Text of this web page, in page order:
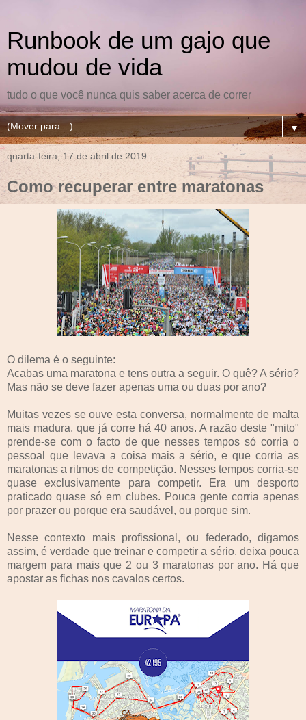
Runbook de um gajo que
mudou de vida
tudo o que você nunca quis saber acerca de correr
▼
quarta-feira, 17 de abril de 2019
Como recuperar entre maratonas
O dilema é o seguinte:
Acabas uma maratona e tens outra a seguir. O quê? A sério?
Mas não se deve fazer apenas uma ou duas por ano?
Muitas vezes se ouve esta conversa, normalmente de malta
mais madura, que já corre há 40 anos. A razão deste "mito"
prende-se com o facto de que nesses tempos só corria o
pessoal que levava a coisa mais a sério, e que corria as
maratonas a ritmos de competição. Nesses tempos corria-se
quase exclusivamente para competir. Era um desporto
praticado quase só em clubes. Pouca gente corria apenas
por prazer ou porque era saudável, ou porque sim.
Nesse contexto mais profissional, ou federado, digamos
assim, é verdade que treinar e competir a sério, deixa pouca
margem para mais que 2 ou 3 maratonas por ano. Há que
apostar as fichas nos cavalos certos.